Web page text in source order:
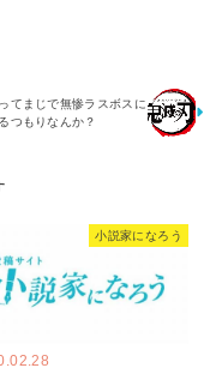
てまじで無惨ラスボスに
つもりなんか？
小説家になろう